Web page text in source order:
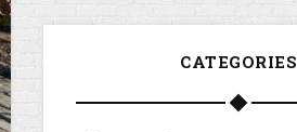
CATEGORIES